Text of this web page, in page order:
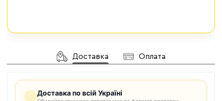
Доставка Оплата
Доставка по всій Україні